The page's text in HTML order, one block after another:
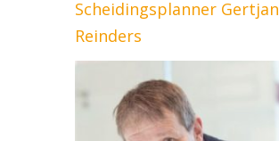
Scheidingsplanner Gertjan
Reinders